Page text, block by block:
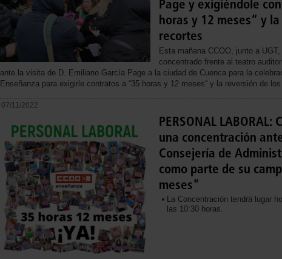
Page y exigiéndole
horas y 12 meses“ y
recortes
Esta mañana CCOO, junto a
concentrado frente al teatro
ante la visita de D. Emiliano García Page a la ciudad de Cuenca para la
Enseñanza para exigirle contratos a “35 horas y 12 meses“ y la reversión de los
07/11/2022
PERSONAL LABORAL:
una concentración
Consejería de
como parte de su
meses"
La Concentración tendrá lugar
las 10:30 horas.